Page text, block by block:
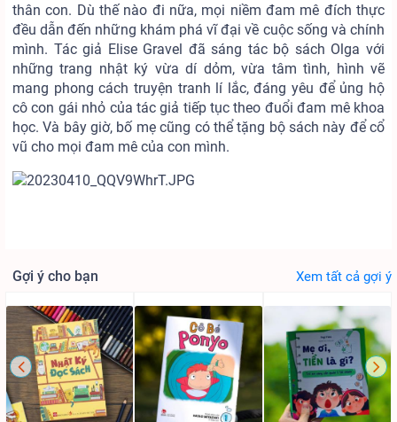
thân con. Dù thế nào đi nữa, mọi niềm đam mê đích thực
đều dẫn đến những khám phá vĩ đại về cuộc sống và chính
mình. Tác giả Elise Gravel đã sáng tác bộ sách Olga với
những trang nhật ký vừa dí dỏm, vừa tâm tình, hình vẽ
mang phong cách truyện tranh lí lắc, đáng yêu để ủng hộ
cô con gái nhỏ của tác giả tiếp tục theo đuổi đam mê khoa
học. Và bây giờ, bố mẹ cũng có thể tặng bộ sách này để cổ
vũ cho mọi đam mê của con mình.
Gợi ý cho bạn Xem tất cả gợi ý